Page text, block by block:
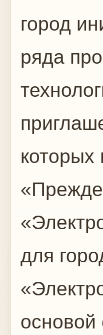
город
ряда
которых
для
основой